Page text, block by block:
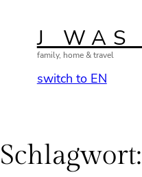
springenJ WAS
family, home & travel
switch to EN
Schlagwort: